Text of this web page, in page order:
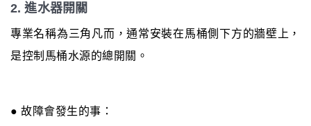
2. 進水器開關
專業名稱為三角凡而，通常安裝在馬桶側下方的牆壁上，
是控制馬桶水源的總開關。
● 故障會發生的事：